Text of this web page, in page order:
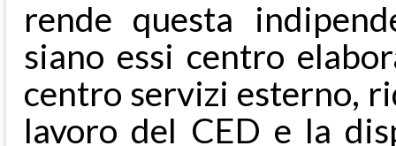
rende questa
siano essi centro
centro servizi esterno,
lavoro del CED e la